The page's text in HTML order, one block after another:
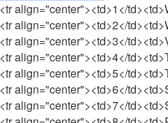
<tr align="center"><td>1</
<tr align="center"><td>2</
<tr align="center"><td>3</
<tr align="center"><td>4</
<tr align="center"><td>5</
<tr align="center"><td>6</
<tr align="center"><td>7</